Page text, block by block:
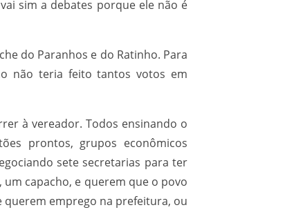
sim a debates porque ele não é
do Paranhos e do Ratinho. Para
não teria feito tantos votos em
à vereador. Todos ensinando o
prontos, grupos econômicos
sete secretarias para ter
capacho, e querem que o povo
querem emprego na prefeitura, ou